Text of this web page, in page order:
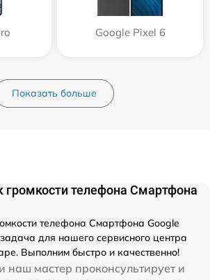
Google Pixel 6
Показать больше
громкости телефона Смартфона
телефона Смартфона Google
для нашего сервисного центра
Выполним быстро и качественно!
наш мастер проконсультирует и